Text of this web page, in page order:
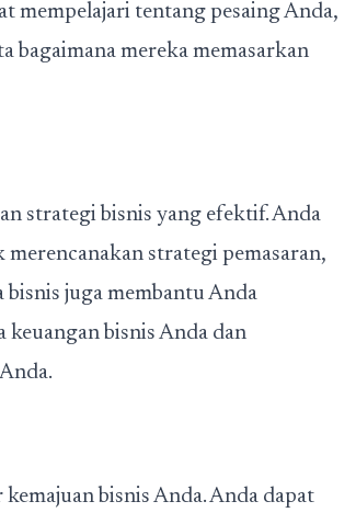
mempelajari tentang pesaing Anda,
bagaimana mereka memasarkan
strategi bisnis yang efektif. Anda
strategi pemasaran,
bisnis juga membantu Anda
keuangan bisnis Anda dan
bisnis Anda. Anda dapat